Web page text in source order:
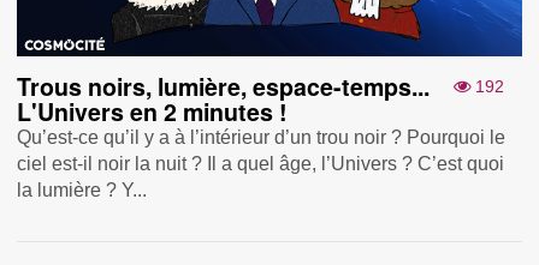
192
Trous noirs, lumière, espace-temps...
L'Univers en 2 minutes !
Qu’est-ce qu’il y a à l’intérieur d’un trou noir ? Pourquoi le
ciel est-il noir la nuit ? Il a quel âge, l’Univers ? C’est quoi
la lumière ? Y...